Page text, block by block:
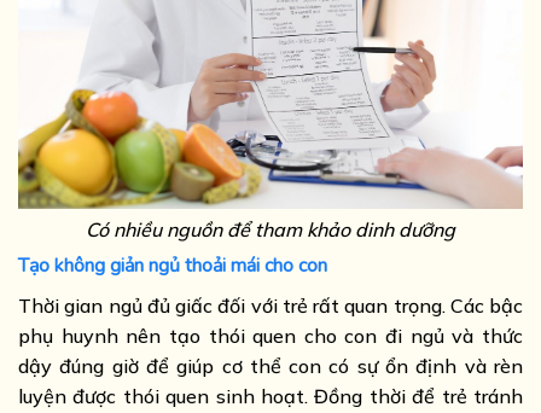
Có nhiều nguồn để tham khảo dinh dưỡng
Tạo không giản ngủ thoải mái cho con
Thời gian ngủ đủ giấc đối với trẻ rất quan trọng. Các bậc
phụ huynh nên tạo thói quen cho con đi ngủ và thức
dậy đúng giờ để giúp cơ thể con có sự ổn định và rèn
luyện được thói quen sinh hoạt. Đồng thời để trẻ tránh